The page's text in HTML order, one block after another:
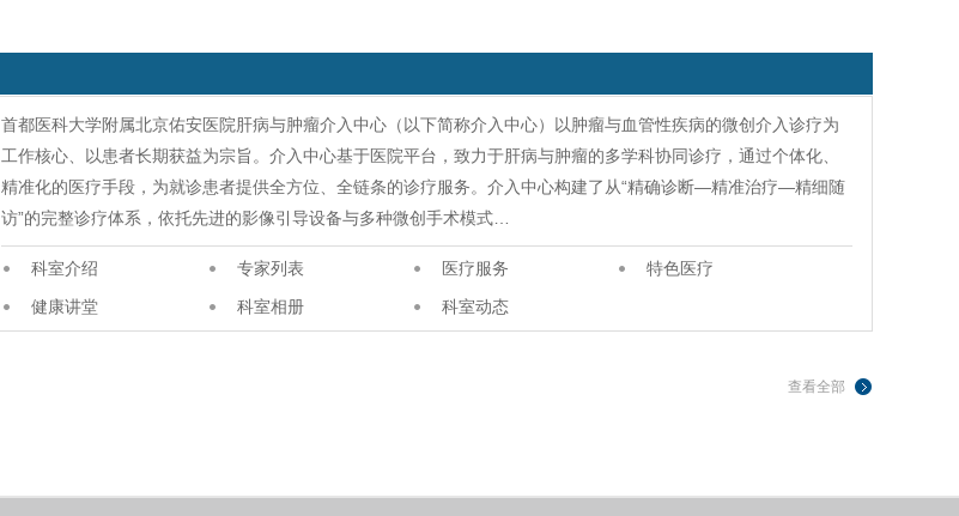
首都医科大学附属北京佑安医院肝病与肿瘤介入中心（以下简称介入中心）以肿瘤与血管性疾病的微创介入诊疗为
工作核心、以患者长期获益为宗旨。介入中心基于医院平台，致力于肝病与肿瘤的多学科协同诊疗，通过个体化、
精准化的医疗手段，为就诊患者提供全方位、全链条的诊疗服务。介入中心构建了从“精确诊断—精准治疗—精细随
访”的完整诊疗体系，依托先进的影像引导设备与多种微创手术模式…
科室介绍 专家列表 医疗服务
特色医疗
健康讲堂
科室相册 科室动态
查看全部